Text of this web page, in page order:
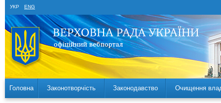
УКР ENG
Головна Законотворчість Законодавство Очищення